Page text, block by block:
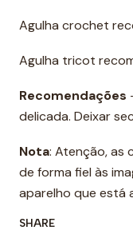
Agulha crochet
Agulha tricot
Recomendações
delicada. Deixar
Nota: Atenção, as
de forma fiel às
aparelho que está
SHARE